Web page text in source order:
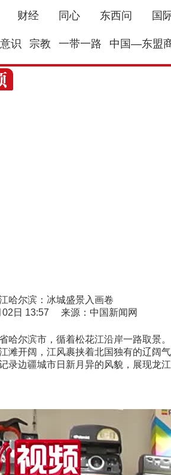
财经 同心 东西问 国
识 宗教 一带一路 中国—东盟
哈尔滨：冰城盛景入画卷
02日 13:57 来源：中国新闻网
尔滨市，循着松花江沿岸一路取景。
滩开阔，江风裹挟着北国独有的辽阔
录边疆城市日新月异的风貌，展现龙